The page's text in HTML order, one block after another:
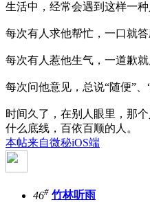
生活中，经常会遇到这样一种
每次有人求他帮忙，一口就答
每次有人惹他生气，一道歉就
每次问他意见，总说“随便”、“
时间久了，在别人眼里，那
什么底线，百依百顺的人。
本帖来自微秘iOS端
46# 竹林听雨